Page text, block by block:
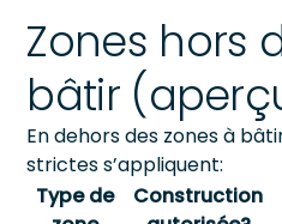
Zones hors
bâtir
En dehors des zones à
strictes s’appliquent:
Type de
Construction